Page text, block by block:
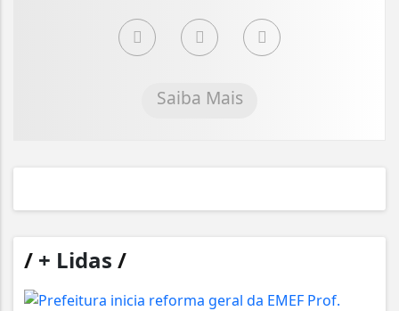
Saiba Mais
/ + Lidas /